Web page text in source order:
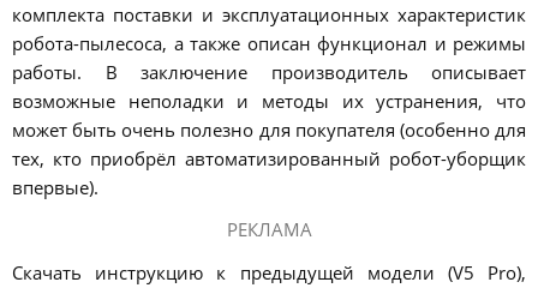
комплекта поставки и эксплуатационных характеристик
робота-пылесоса, а также описан функционал и режимы
работы. В заключение производитель описывает
возможные неполадки и методы их устранения, что
может быть очень полезно для покупателя (особенно для
тех, кто приобрёл автоматизированный робот-уборщик
впервые).
РЕКЛАМА
Скачать инструкцию к предыдущей модели (V5 Pro),